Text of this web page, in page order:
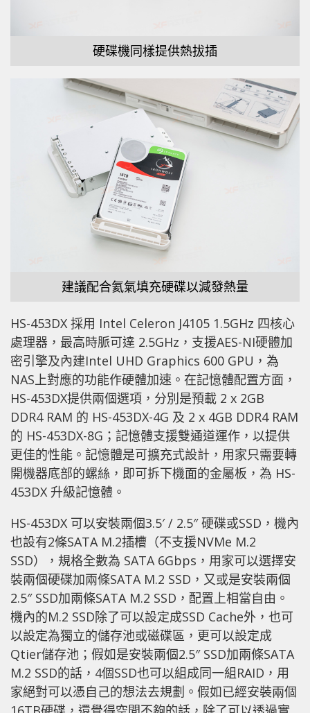
硬碟機同樣提供熱拔插
建議配合氦氣填充硬碟以減發熱量
HS-453DX 採用 Intel Celeron J4105 1.5GHz 四核心
處理器，最高時脈可達 2.5GHz，支援AES-NI硬體加
密引擎及內建Intel UHD Graphics 600 GPU，為
NAS上對應的功能作硬體加速。在記憶體配置方面，
HS-453DX提供兩個選項，分別是預載 2 x 2GB
DDR4 RAM 的 HS-453DX-4G 及 2 x 4GB DDR4 RAM
的 HS-453DX-8G；記憶體支援雙通道運作，以提供
更佳的性能。記憶體是可擴充式設計，用家只需要轉
開機器底部的螺絲，即可拆下機面的金屬板，為 HS-
453DX 升級記憶體。
HS-453DX 可以安裝兩個3.5′ / 2.5″ 硬碟或SSD，機內
也設有2條SATA M.2插槽（不支援NVMe M.2
SSD），規格全數為 SATA 6Gbps，用家可以選擇安
裝兩個硬碟加兩條SATA M.2 SSD，又或是安裝兩個
2.5″ SSD加兩條SATA M.2 SSD，配置上相當自由。
機內的M.2 SSD除了可以設定成SSD Cache外，也可
以設定為獨立的儲存池或磁碟區，更可以設定成
Qtier儲存池；假如是安裝兩個2.5″ SSD加兩條SATA
M.2 SSD的話，4個SSD也可以組成同一組RAID，用
家絕對可以憑自己的想法去規劃。假如已經安裝兩個